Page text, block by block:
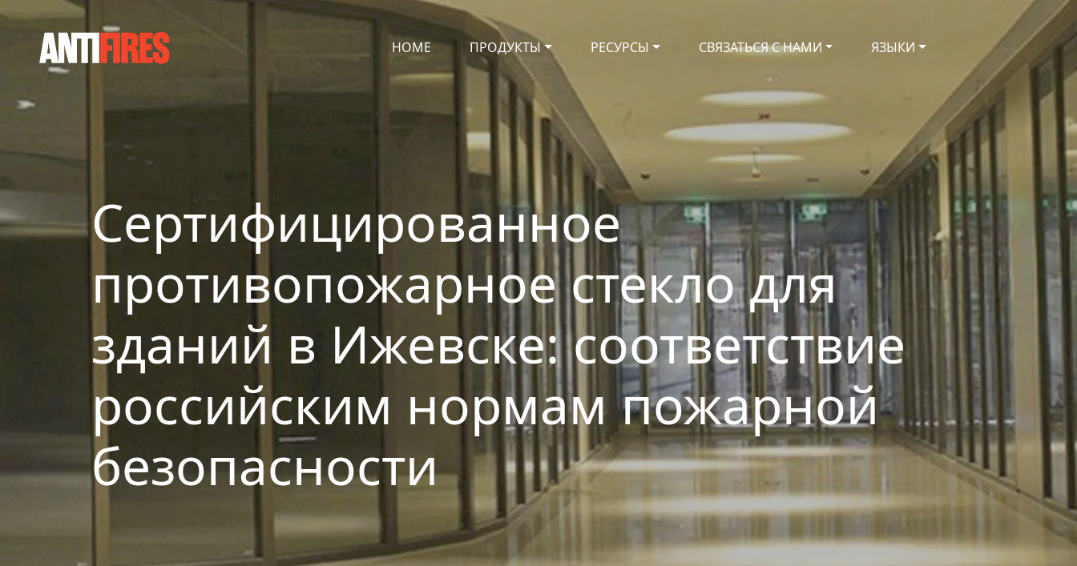
HOME ПРОДУКТЫ РЕСУРСЫ СВЯЗАТЬСЯ С НАМИ ЯЗЫКИ
Сертифицированное
противопожарное стекло для
зданий в Ижевске: соответствие
российским нормам пожарной
безопасности